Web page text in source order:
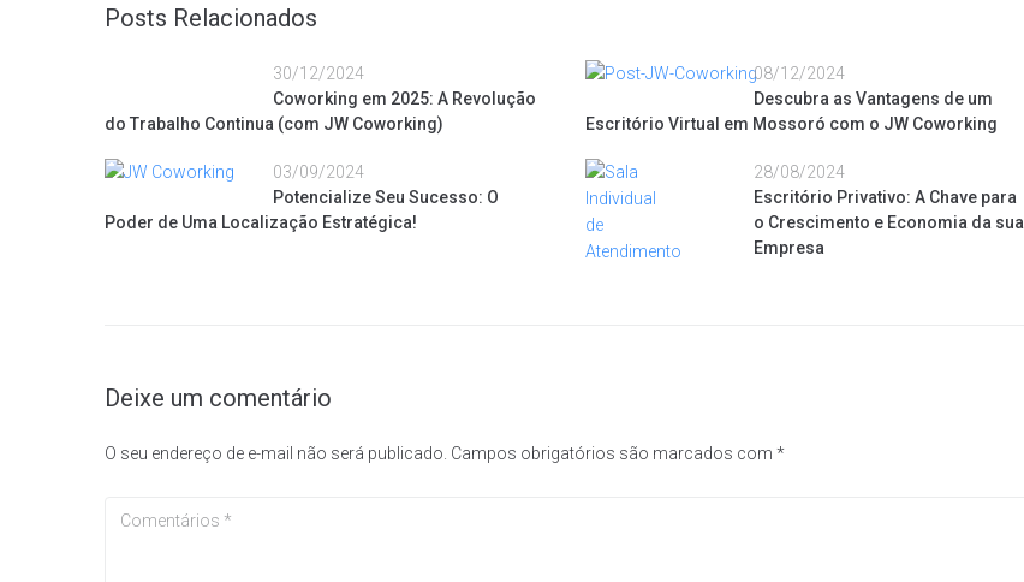
Posts Relacionados
30/12/2024
Coworking em 2025: A Revolução
do Trabalho Continua (com JW Coworking)
08/12/2024
Descubra as Vantagens de um
Escritório Virtual em Mossoró com o JW Coworking
03/09/2024
Potencialize Seu Sucesso: O
Poder de Uma Localização Estratégica!
28/08/2024
Escritório Privativo: A Chave para
o Crescimento e Economia da sua
Empresa
Deixe um comentário
O seu endereço de e-mail não será publicado. Campos obrigatórios são marcados com *